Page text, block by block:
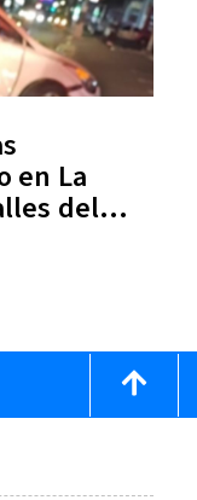
en La
del